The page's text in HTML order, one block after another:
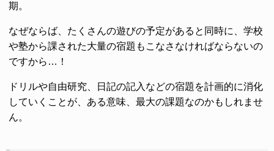
期。
なぜならば、たくさんの遊びの予定があると同時に、学校
や塾から課された大量の宿題もこなさなければならないの
ですから…！
ドリルや自由研究、日記の記入などの宿題を計画的に消化
していくことが、ある意味、最大の課題なのかもしれませ
ん。